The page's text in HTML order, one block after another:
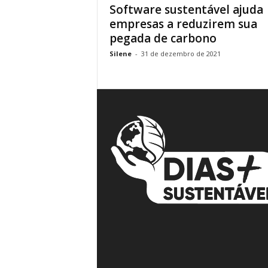
Software sustentável ajuda
empresas a reduzirem sua
pegada de carbono
Silene - 31 de dezembro de 2021